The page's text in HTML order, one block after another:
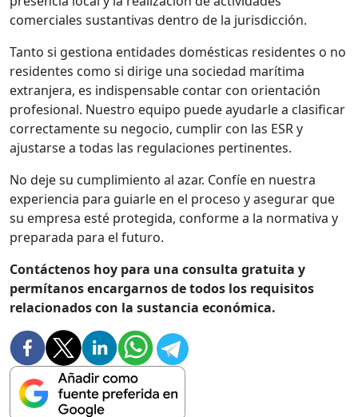
comerciales sustantivas dentro de la jurisdicción.
Tanto si gestiona entidades domésticas residentes o no
residentes como si dirige una sociedad marítima
extranjera, es indispensable contar con orientación
profesional. Nuestro equipo puede ayudarle a clasificar
correctamente su negocio, cumplir con las ESR y
ajustarse a todas las regulaciones pertinentes.
No deje su cumplimiento al azar. Confíe en nuestra
experiencia para guiarle en el proceso y asegurar que
su empresa esté protegida, conforme a la normativa y
preparada para el futuro.
Contáctenos hoy para una consulta gratuita y
permítanos encargarnos de todos los requisitos
relacionados con la sustancia económica.